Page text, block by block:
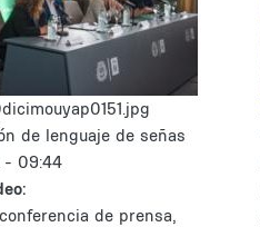
de lenguaje de señas
09:44
de prensa,